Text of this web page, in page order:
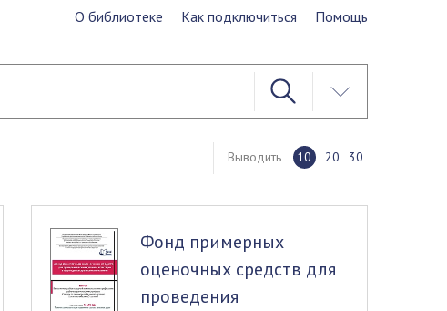
О библиотеке Как подключиться Помощь
Выводить 10 20 30
Фонд примерных
оценочных средств для
проведения